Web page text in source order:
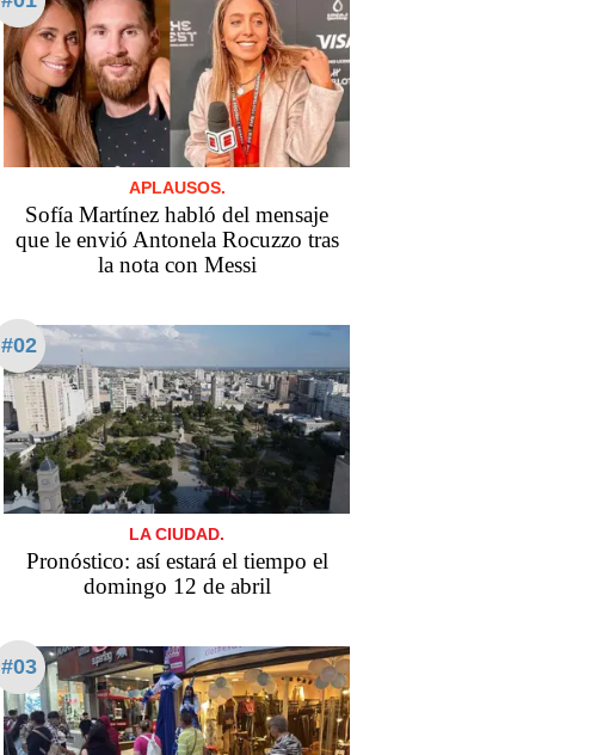
APLAUSOS.
Sofía Martínez habló del mensaje
que le envió Antonela Rocuzzo tras
la nota con Messi
#02
LA CIUDAD.
Pronóstico: así estará el tiempo el
domingo 12 de abril
#03